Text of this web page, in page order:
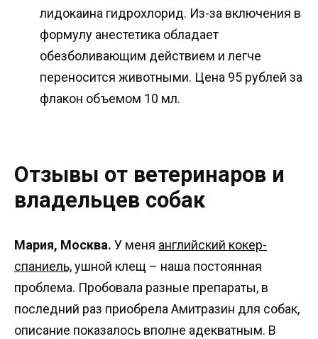
лидокаина гидрохлорид. Из-за включения в
формулу анестетика обладает
обезболивающим действием и легче
переносится животными. Цена 95 рублей за
флакон объемом 10 мл.
Отзывы от ветеринаров и
владельцев собак
Мария, Москва. У меня английский кокер-
спаниель,ушной клещ – наша постоянная
проблема. Пробовала разные препараты, в
последний раз приобрела Амитразин для собак,
описание показалось вполне адекватным. В